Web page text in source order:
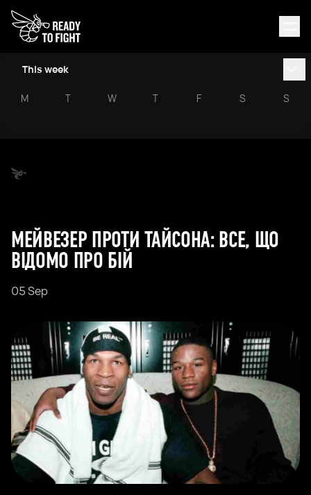
This week
M T W T F S S
МЕЙВЕЗЕР ПРОТИ ТАЙСОНА: ВСЕ, ЩО
ВІДОМО ПРО БІЙ
05 Sep